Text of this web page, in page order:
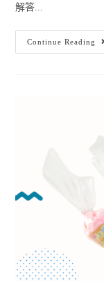
解答...
Continue Reading